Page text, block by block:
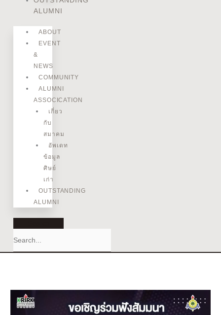
ALUMNI
ABOUT
EVENT
&
NEWS
COMMUNITY
ALUMNI
ASSOCICATION
เกี่ยว
กับ
สมาคม
อัพเดท
ข้อมูล
ศิษย์
เก่า
OUTSTANDING
ALUMNI